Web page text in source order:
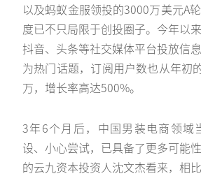
以及蚂蚁金服领投的3000万美元A
度已不只局限于创投圈子。今年以
抖音、头条等社交媒体平台投放信
为热门话题，订阅用户数也从年初
万，增长率高达500%。
3年6个月后，中国男装电商领域
设、小心尝试，已具备了更多可能
的云九资本投资人沈文杰看来，相